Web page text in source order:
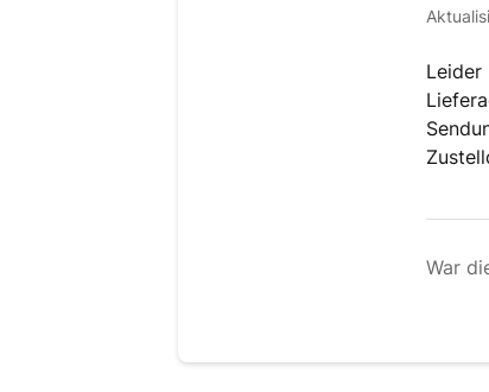
Leider
War